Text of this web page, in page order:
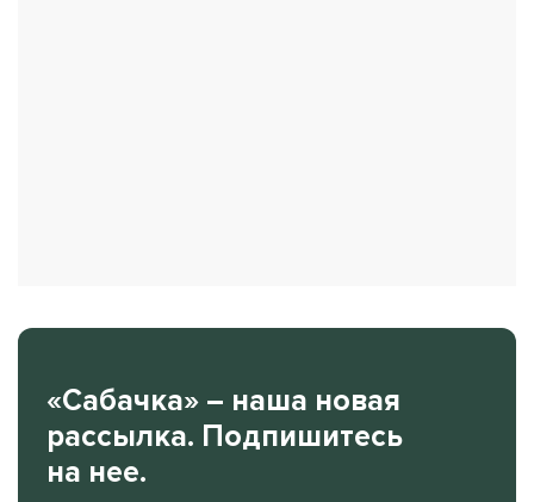
«Сабачка» – наша новая
рассылка. Подпишитесь
на нее.